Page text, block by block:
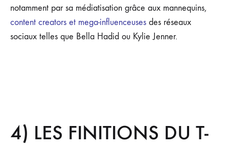
notamment par sa médiatisation grâce aux mannequins,
content creators et mega-influenceuses des réseaux
sociaux telles que Bella Hadid ou Kylie Jenner.
4) LES FINITIONS DU T-